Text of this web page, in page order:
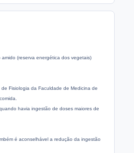
(reserva energética dos vegetais)
Fisiologia da Faculdade de Medicina de
havia ingestão de doses maiores de
é aconselhável a redução da ingestão